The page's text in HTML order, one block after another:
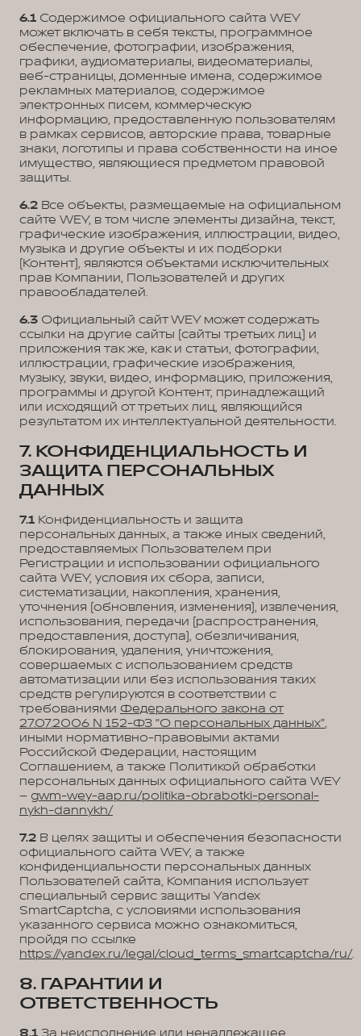
6.1 Содержимое официального сайта WEY
может включать в себя тексты, программное
обеспечение, фотографии, изображения,
графики, аудиоматериалы, видеоматериалы,
веб-страницы, доменные имена, содержимое
рекламных материалов, содержимое
электронных писем, коммерческую
информацию, предоставленную пользователям
в рамках сервисов, авторские права, товарные
знаки, логотипы и права собственности на иное
имущество, являющиеся предметом правовой
защиты.
6.2 Все объекты, размещаемые на официальном
сайте WEY, в том числе элементы дизайна, текст,
графические изображения, иллюстрации, видео,
музыка и другие объекты и их подборки
(Контент), являются объектами исключительных
прав Компании, Пользователей и других
правообладателей.
6.3 Официальный сайт WEY может содержать
ссылки на другие сайты (сайты третьих лиц) и
приложения так же, как и статьи, фотографии,
иллюстрации, графические изображения,
музыку, звуки, видео, информацию, приложения,
программы и другой Контент, принадлежащий
или исходящий от третьих лиц, являющийся
результатом их интеллектуальной деятельности.
7. КОНФИДЕНЦИАЛЬНОСТЬ И
ЗАЩИТА ПЕРСОНАЛЬНЫХ
ДАННЫХ
7.1 Конфиденциальность и защита
персональных данных, а также иных сведений,
предоставляемых Пользователем при
Регистрации и использовании официального
сайта WEY, условия их сбора, записи,
систематизации, накопления, хранения,
уточнения (обновления, изменения), извлечения,
использования, передачи (распространения,
предоставления, доступа), обезличивания,
блокирования, удаления, уничтожения,
совершаемых с использованием средств
автоматизации или без использования таких
средств регулируются в соответствии с
требованиями Федерального закона от
27.07.2006 N 152-ФЗ “О персональных данных”,
иными нормативно-правовыми актами
Российской Федерации, настоящим
Соглашением, а также Политикой обработки
персональных данных официального сайта WEY
– gwm-wey-aap.ru/politika-obrabotki-personal-
nykh-dannykh/
7.2 В целях защиты и обеспечения безопасности
официального сайта WEY, а также
конфиденциальности персональных данных
Пользователей сайта, Компания использует
специальный сервис защиты Yandex
SmartCaptcha, с условиями использования
указанного сервиса можно ознакомиться,
пройдя по ссылке
https://yandex.ru/legal/cloud_terms_smartcaptcha/ru/.
8. ГАРАНТИИ И
ОТВЕТСТВЕННОСТЬ